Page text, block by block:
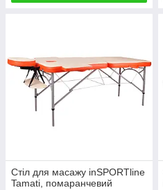
Стіл для масажу inSPORTline
Tamati, помаранчевий